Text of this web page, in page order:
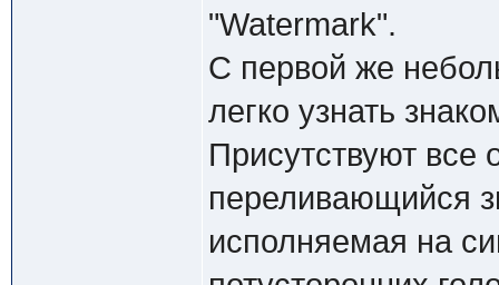
"Watermark".
С первой же
легко узнать
Присутствуют все
переливающийся
исполняемая на